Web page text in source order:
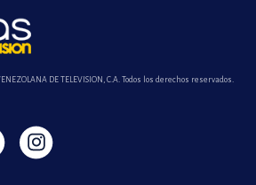
DE TELEVISION, C.A. Todos los derechos reservados.